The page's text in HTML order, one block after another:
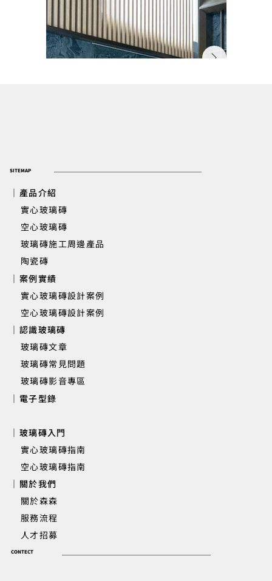
北市新大樓公設|1F大廳交誼廳主牆
SITEMAP
｜產品介紹
實心玻璃磚
​ 空心玻璃磚
玻璃磚施工周邊產品
陶瓷磚
｜案例實績
實心玻璃磚設計案例
空心玻璃磚設計案例
｜認識玻璃磚
玻璃磚文章
玻璃磚常見問題
玻璃磚影音專區
｜電子型錄
｜玻璃磚入門
實心玻璃磚指南
空心玻璃磚指南
｜關於我們
關於森森
服務流程
人才招募
CONTECT